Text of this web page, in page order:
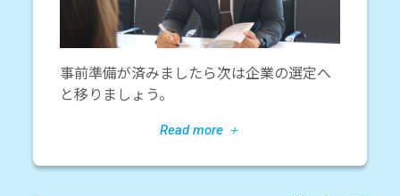
事前準備が済みましたら次は企業の選定へ
と移りましょう。